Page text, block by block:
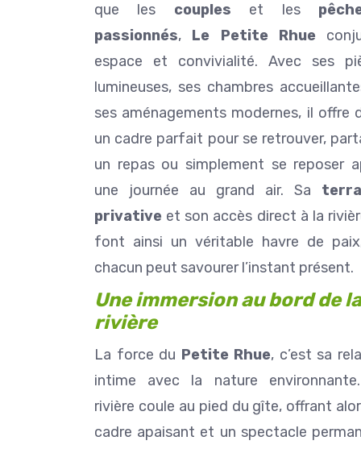
que les couples et les
passionnés, Le Petite Rhue
espace et convivialité. Avec ses
lumineuses, ses chambres
ses aménagements modernes, il offre
un cadre parfait pour se retrouver,
un repas ou simplement se reposer
une journée au grand air. Sa
privative et son accès direct à la
font ainsi un véritable havre de
chacun peut savourer l’instant présent.
Une immersion au bord de la
rivière
La force du Petite Rhue, c’est sa
intime avec la nature
rivière coule au pied du gîte, offrant
cadre apaisant et un spectacle
Gîte confortable, propre,
dans un cadre des plus
Sarah s'adapte aux
invités. Généreuse sur
adresses, elle est
rendre service.
Guillaume est fait du
mais il en fait toujours
plaisir. Nous avons passé
rêve. Prêts à revenir à la
occasion. Merci encore
trois (il ne faut pas
descendance qui
Lire la suite